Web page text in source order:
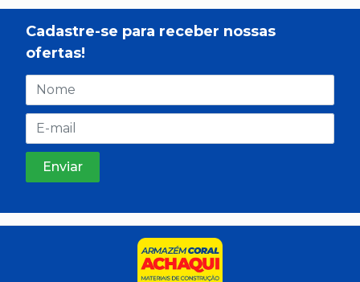
Cadastre-se para receber nossas
ofertas!